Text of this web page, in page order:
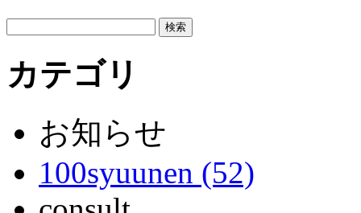
カテゴリ
お知らせ
100syuunen (52)